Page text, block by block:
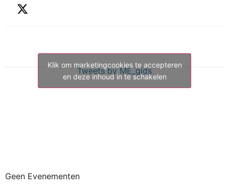
Tweets by ME_gids
Klik om marketingcookies te accepteren
en deze inhoud in te schakelen
Geen Evenementen